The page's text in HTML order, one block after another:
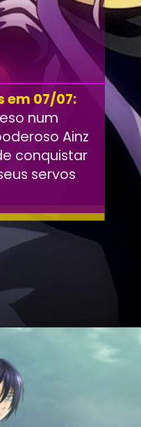
em 07/07:
num
Ainz
conquistar
servos